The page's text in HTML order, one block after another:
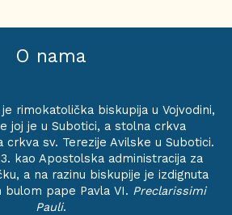
O nama
rimokatolička biskupija u Vojvodini,
joj je u Subotici, a stolna crkva
crkva sv. Terezije Avilske u Subotici.
kao Apostolska administracija za
a na razinu biskupije je izdignuta
bulom pape Pavla VI. Preclarissimi
Pauli.